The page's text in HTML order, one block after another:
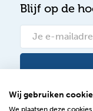
Blijf op de
Wij gebruiken
We plaatsen deze